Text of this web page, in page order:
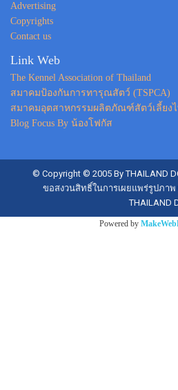
Advertising
Copyrights
Contact us
Link Web
The Kennel Association of Thailand
สมาคมป้องกันการทารุณสัตว์ (TSPCA)
สมาคมอุตสาหกรรมผลิตภัณฑ์สัตว์เลี้ยง
Blog Focus By น้องโฟกัส
© Copyright © 2005 By THAILAND
ขอสงวนสิทธิ์ในการเผยแพร่รูปภา
THAILAND
Powered by